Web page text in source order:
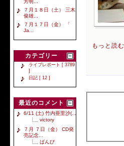
芳明...
７月１８日（土） 三木
俊雄...
７月１７日（金） 「
Ja...
カテゴリー
ライブレポート [ 3789
]
日記 [ 12 ]
最近のコメント
6/11 (土) 竹内亜里沙(...
victory
７月 ７日（金） CD発
売記念...
ばんび
もっと読